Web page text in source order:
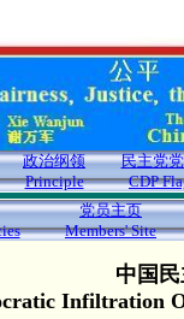
政治纲领
Principle
民主党
CDP
党员主页
Members' Site
中国
Infiltration